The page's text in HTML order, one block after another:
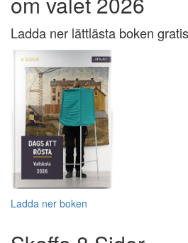
Ladda ner lättlästa boken gratis
Ladda ner boken